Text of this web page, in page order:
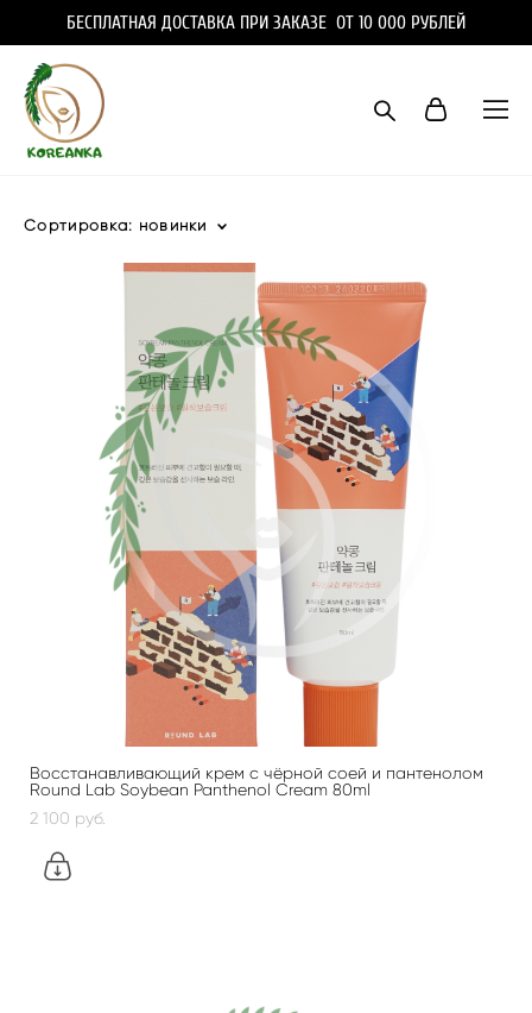
БЕСПЛАТНАЯ ДОСТАВКА ПРИ ЗАКАЗЕ ОТ 10 000 РУБЛЕЙ
Сортировка: новинки
Восстанавливающий крем с чёрной соей и пантенолом
Round Lab Soybean Panthenol Cream 80ml
2 100 pуб.